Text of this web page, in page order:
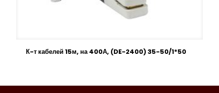
К-т кабелей 15м, на 400А, (DE-2400) 35-50/1*50